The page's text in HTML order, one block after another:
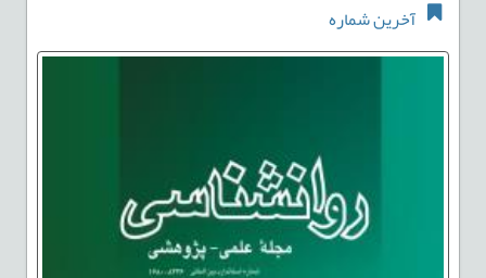
آخرین شماره